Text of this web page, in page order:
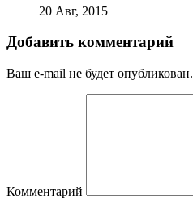
20 Авг, 2015
Добавить комментарий
Ваш e-mail не будет опубликован.
Комментарий